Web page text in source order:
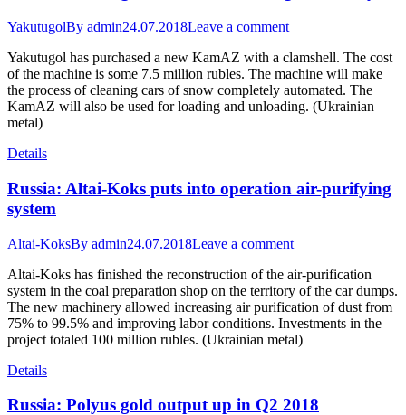
YakutugolBy admin24.07.2018Leave a comment
Yakutugol has purchased a new KamAZ with a clamshell. The cost
of the machine is some 7.5 million rubles. The machine will make
the process of cleaning cars of snow completely automated. The
KamAZ will also be used for loading and unloading. (Ukrainian
metal)
Details
Russia: Altai-Koks puts into operation air-purifying
system
Altai-KoksBy admin24.07.2018Leave a comment
Altai-Koks has finished the reconstruction of the air-purification
system in the coal preparation shop on the territory of the car dumps.
The new machinery allowed increasing air purification of dust from
75% to 99.5% and improving labor conditions. Investments in the
project totaled 100 million rubles. (Ukrainian metal)
Details
Russia: Polyus gold output up in Q2 2018